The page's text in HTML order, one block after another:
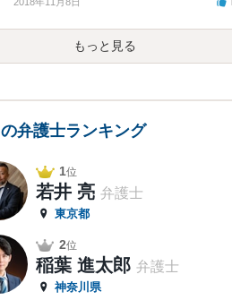
もっと見る
弁護士ランキング
1位
若井 亮 弁護士
東京都
2位
稲葉 進太郎 弁護士
神奈川県